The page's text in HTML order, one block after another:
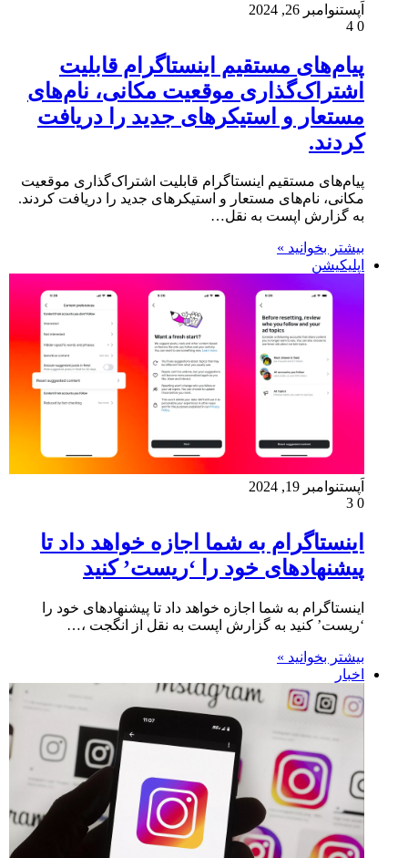
اَپستنوامبر 26, 2024
0
پیام‌های مستقیم اینستاگرام قابلیت
اشتراک‌گذاری موقعیت مکانی، نام‌های
مستعار و استیکرهای جدید را دریافت
کردند.
پیام‌های مستقیم اینستاگرام قابلیت اشتراک‌گذاری موقعیت
مکانی، نام‌های مستعار و استیکرهای جدید را دریافت کردند.
به گزارش اپست به نقل…
بیشتر بخوانید »
اپلیکیشن
اَپستنوامبر 19, 2024
0
اینستاگرام به شما اجازه خواهد داد تا
پیشنهادهای خود را ‘ریست’ کنید
اینستاگرام به شما اجازه خواهد داد تا پیشنهادهای خود را
‘ریست’ کنید به گزارش اپست به نقل از انگجت ،…
بیشتر بخوانید »
اخبار